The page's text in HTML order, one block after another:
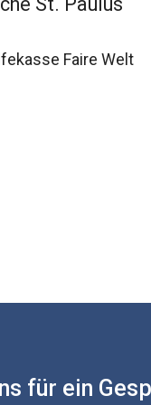
Faire Welt
für ein